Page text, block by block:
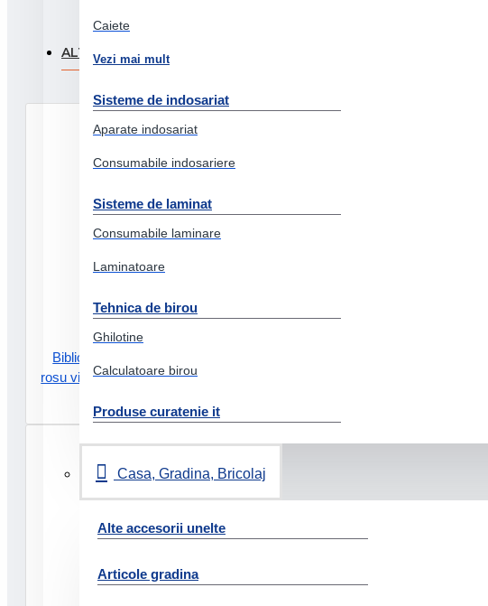
Caiete
Vezi mai mult
Sisteme de indosariat
Aparate indosariat
Consumabile indosariere
Sisteme de laminat
Consumabile laminare
Laminatoare
Tehnica de birou
Ghilotine
Calculatoare birou
Produse curatenie it
Casa, Gradina, Bricolaj
Alte accesorii unelte
Articole gradina
ALTI CLIENTI AU FOST INTERESATI SI DE:
Biblioraft carton reciclat 5 cm
rosu vivida nr1 power fsc esselte